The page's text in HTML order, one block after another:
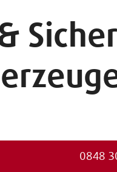
0848